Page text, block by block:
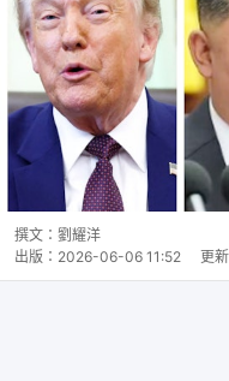
撰文： 劉耀洋
出版： 2026-06-06 11:52 更新